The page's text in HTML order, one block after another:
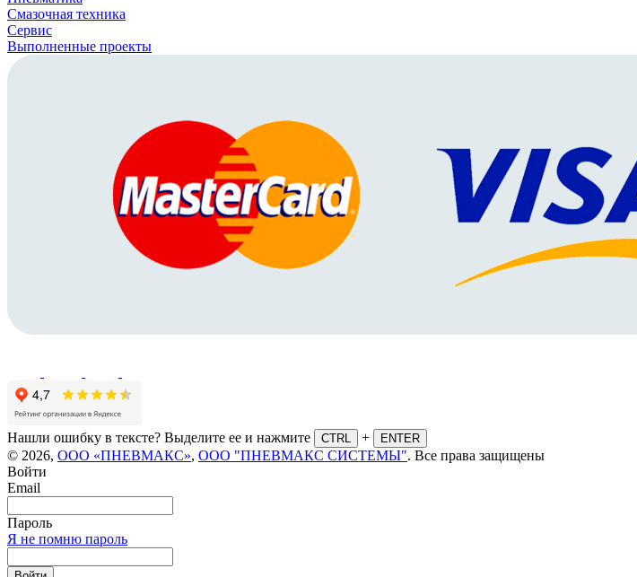
Смазочная техника
Сервис
Выполненные проекты
Нашли ошибку в тексте? Выделите ее и нажмите CTRL + ENTER
© 2026, ООО «ПНЕВМАКС», ООО "ПНЕВМАКС СИСТЕМЫ". Все права защищены
Войти
Email
Пароль
Я не помню пароль